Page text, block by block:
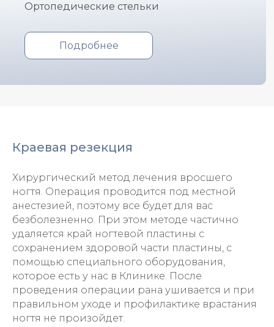
Ортопедические стельки
Подробнее
Краевая резекция
Хирургический метод лечения вросшего
ногтя. Операция проводится под местной
анестезией, поэтому все будет для вас
безболезненно. При этом методе частично
удаляется край ногтевой пластины с
сохранением здоровой части пластины, с
помощью специального оборудования,
которое есть у нас в Клинике. После
проведения операции рана ушивается и при
правильном уходе и профилактике врастания
ногтя не произойдет.